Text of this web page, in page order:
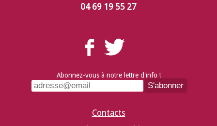
04 69 19 55 27
Abonnez-vous à notre lettre d'info !
Contacts